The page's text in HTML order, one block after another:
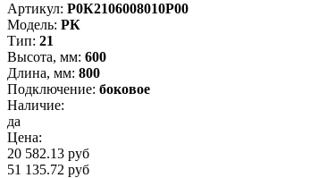
Артикул: Р0К2106008010P00
Модель: РК
Тип: 21
Высота, мм: 600
Длина, мм: 800
Подключение: боковое
Наличие:
да
Цена:
20 582.13 руб
51 135.72 руб